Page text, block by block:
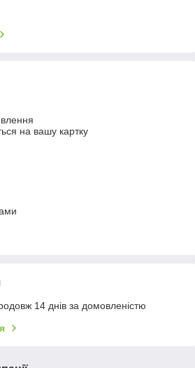
на вашу картку
14 днів за домовленістю